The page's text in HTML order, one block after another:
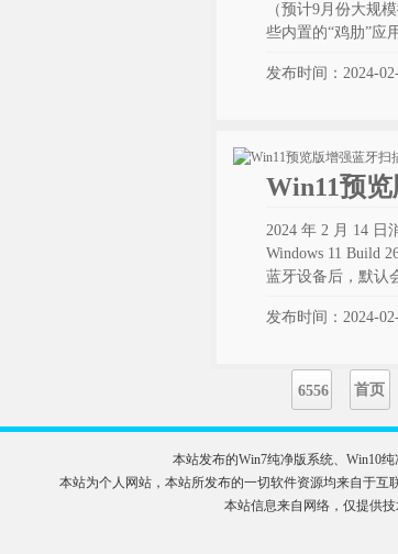
（预计9月份大规
些内置的“鸡肋”应
发布时间：2024-
Win11预
2024 年 2 月 14 日
Windows 11 Build
蓝牙设备后，默认
发布时间：2024-
6556 首页
本站发布的Win7纯净版系统、Win10
本站为个人网站，本站所发布的一切软件资源均来自于互
本站信息来自网络，仅提供